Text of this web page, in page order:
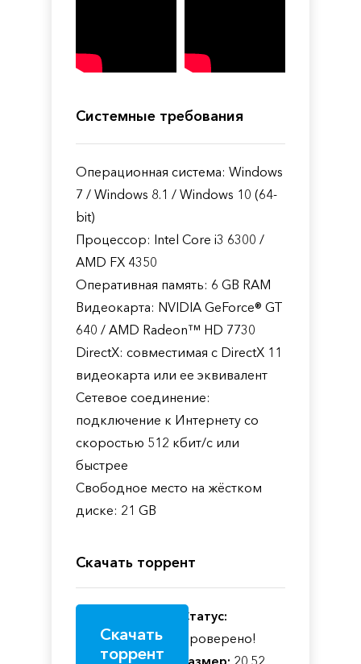
Системные требования
Операционная система: Windows
7 / Windows 8.1 / Windows 10 (64-
bit)
Процессор: Intel Core i3 6300 /
AMD FX 4350
Оперативная память: 6 GB RAM
Видеокарта: NVIDIA GeForce® GT
640 / AMD Radeon™ HD 7730
DirectX: совместимая с DirectX 11
видеокарта или ее эквивалент
Сетевое соединение:
подключение к Интернету со
скоростью 512 кбит/с или
быстрее
Свободное место на жёстком
диске: 21 GB
Скачать торрент
Скачать
торрент
Статус:
Проверено!
Размер: 20.52